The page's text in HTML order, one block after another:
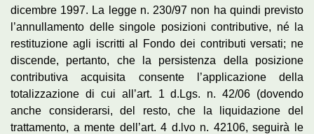
dicembre 1997. La legge n. 230/97 non ha quindi previsto
l’annullamento delle singole posizioni contributive, né la
restituzione agli iscritti al Fondo dei contributi versati; ne
discende, pertanto, che la persistenza della posizione
contributiva acquisita consente l’applicazione della
totalizzazione di cui all’art. 1 d.Lgs. n. 42/06 (dovendo
anche considerarsi, del resto, che la liquidazione del
trattamento, a mente dell’art. 4 d.lvo n. 42106, seguirà le